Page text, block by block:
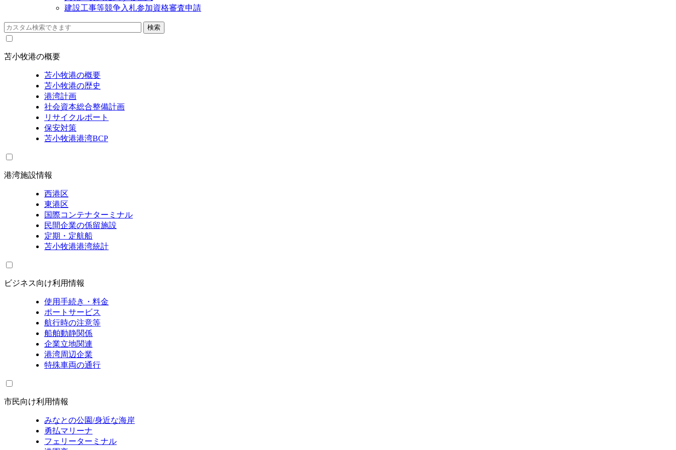
建設工事等競争入札参加資格審査申請
苫小牧港の概要
苫小牧港の概要
苫小牧港の歴史
港湾計画
社会資本総合整備計画
リサイクルポート
保安対策
苫小牧港港湾BCP
港湾施設情報
西港区
東港区
国際コンテナターミナル
民間企業の係留施設
定期・定航船
苫小牧港港湾統計
ビジネス向け利用情報
使用手続き・料金
ポートサービス
航行時の注意等
船舶動静関係
企業立地関連
港湾周辺企業
特殊車両の通行
市民向け利用情報
みなとの公園/身近な海岸
勇払マリーナ
フェリーターミナル